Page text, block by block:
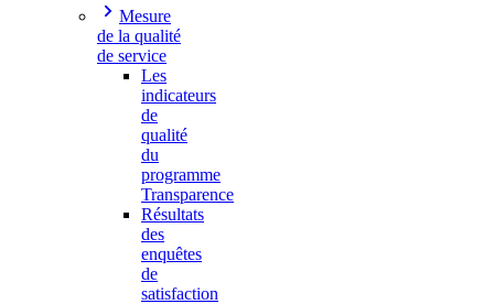
Mesure
de la qualité
de service
Les
indicateurs
de
qualité
du
programme
Transparence
Résultats
des
enquêtes
de
satisfaction